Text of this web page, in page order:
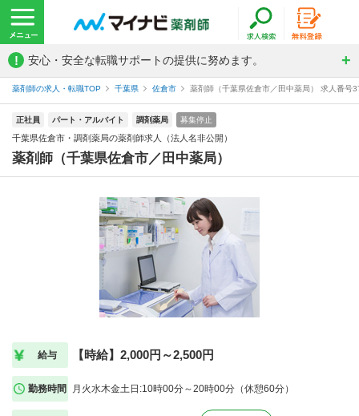
! 安心・安全な転職サポートの提供に努めます。
薬剤師の求人・転職TOP 千葉県 佐倉市 薬剤師（千葉県佐倉市／田中薬局） 求人番号
正社員 パート・アルバイト 調剤薬局 募集停止
千葉県佐倉市・調剤薬局の薬剤師求人（法人名非公開）
薬剤師（千葉県佐倉市／田中薬局）
給与 【時給】2,000円～2,500円
勤務時間 月火水木金土日:10時00分～20時00分（休憩60分）